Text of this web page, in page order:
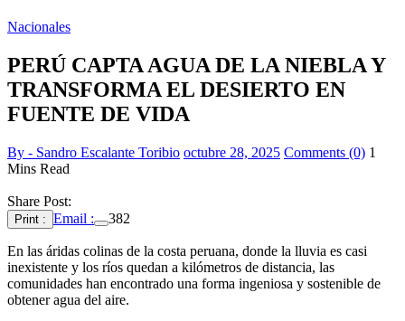
Nacionales
PERÚ CAPTA AGUA DE LA NIEBLA Y
TRANSFORMA EL DESIERTO EN
FUENTE DE VIDA
By - Sandro Escalante Toribio octubre 28, 2025 Comments (0) 1
Mins Read
Share Post:
Print : Email : 382
En las áridas colinas de la costa peruana, donde la lluvia es casi
inexistente y los ríos quedan a kilómetros de distancia, las
comunidades han encontrado una forma ingeniosa y sostenible de
obtener agua del aire.